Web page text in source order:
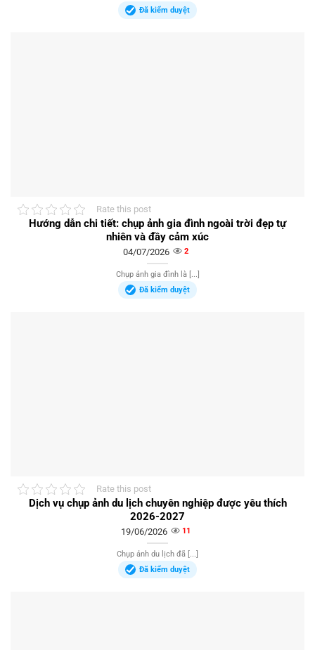
Đã kiểm duyệt
Rate this post
Hướng dẫn chi tiết: chụp ảnh gia đình ngoài trời đẹp tự
nhiên và đầy cảm xúc
04/07/2026 2
Chụp ảnh gia đình là [...]
Đã kiểm duyệt
Rate this post
Dịch vụ chụp ảnh du lịch chuyên nghiệp được yêu thích
2026-2027
19/06/2026 11
Chụp ảnh du lịch đã [...]
Đã kiểm duyệt